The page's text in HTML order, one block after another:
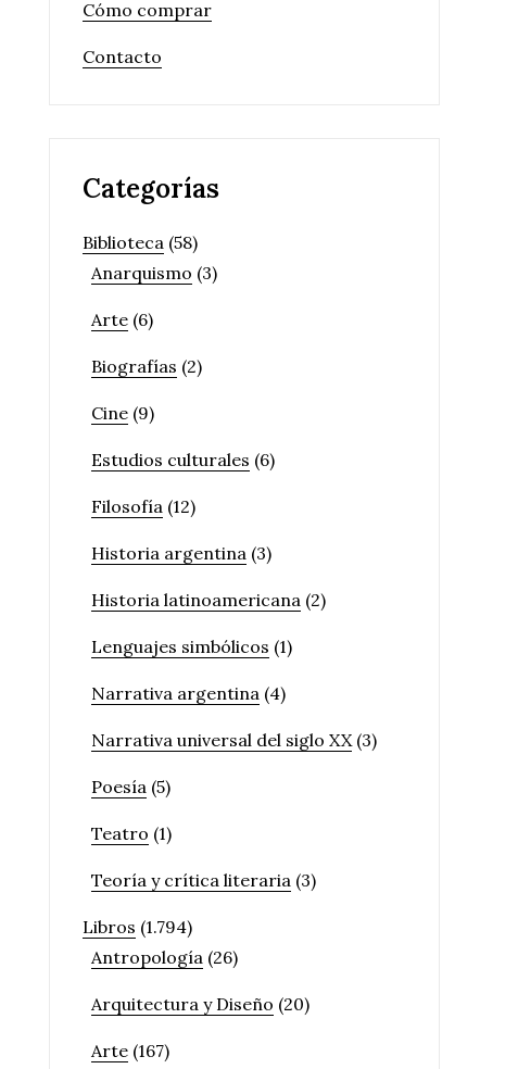
Cómo comprar
Contacto
Categorías
Biblioteca (58)
Anarquismo (3)
Arte (6)
Biografías (2)
Cine (9)
Estudios culturales (6)
Filosofía (12)
Historia argentina (3)
Historia latinoamericana (2)
Lenguajes simbólicos (1)
Narrativa argentina (4)
Narrativa universal del siglo XX(3)
Poesía (5)
Teatro (1)
Teoría y crítica literaria (3)
Libros (1.794)
Antropología (26)
Arquitectura y Diseño (20)
Arte (167)